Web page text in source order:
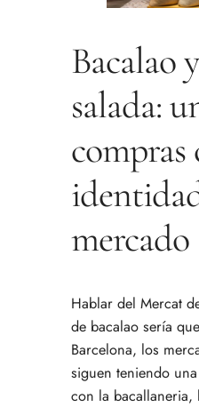
Bacalao
salada:
compras
mercado
Hablar del Mercat
de bacalao sería
Barcelona, los
siguen teniendo
con la bacallaneria,